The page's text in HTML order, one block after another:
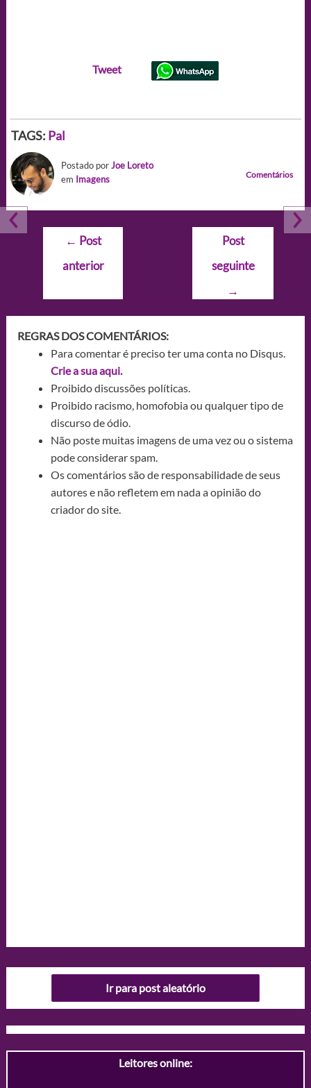
Tweet
TAGS: Pal
Postado porJoe Loreto
em Imagens Comentários
Navegação
Post
← Post
anterior
Post
seguinte
→
REGRAS DOS COMENTÁRIOS:
Para comentar é preciso ter uma conta no Disqus.
Crie a sua aqui.
Proibido discussões políticas.
Proibido racismo, homofobia ou qualquer tipo de
discurso de ódio.
Não poste muitas imagens de uma vez ou o sistema
pode considerar spam.
Os comentários são de responsabilidade de seus
autores e não refletem em nada a opinião do
criador do site.
Ir para post aleatório
Leitores online: